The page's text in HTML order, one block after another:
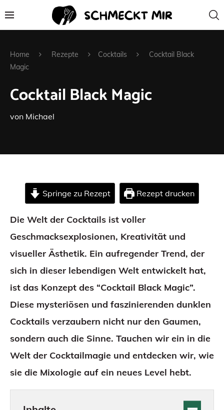
Home Rezepte Cocktails
Cocktail Black
Magic
Cocktail Black Magic
von Michael
Springe zu Rezept Rezept drucken
Die Welt der Cocktails ist voller
Geschmacksexplosionen, Kreativität und
visueller Ästhetik. Ein aufregender Trend, der
sich in dieser lebendigen Welt entwickelt hat,
ist das Konzept des “Cocktail Black Magic”.
Diese mysteriösen und faszinierenden dunklen
Cocktails verzaubern nicht nur den Gaumen,
sondern auch die Sinne. Tauchen wir ein in die
Welt der Cocktailmagie und entdecken wir, wie
sie die Mixologie auf ein neues Level hebt.